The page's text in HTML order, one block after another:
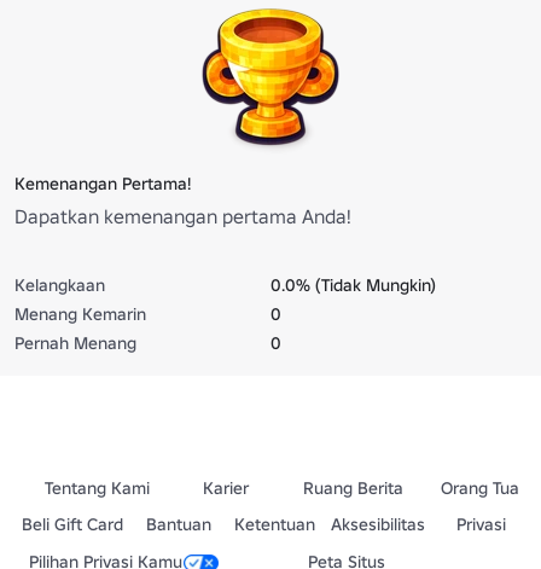
Kemenangan Pertama!
Dapatkan kemenangan pertama Anda!
Kelangkaan
0.0% (Tidak Mungkin)
Menang Kemarin
0
Pernah Menang
0
Tentang Kami Karier Ruang Berita
Orang Tua
Beli Gift Card
Bantuan Ketentuan Aksesibilitas
Privasi
Pilihan Privasi Kamu
Peta Situs